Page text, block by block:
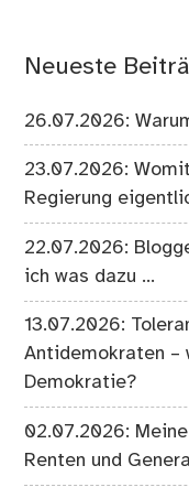
Neueste
26.07.2026:
23.07.2026:
Regierung
22.07.2026:
ich was dazu …
13.07.2026:
Antidemokraten –
Demokratie?
02.07.2026:
Renten und